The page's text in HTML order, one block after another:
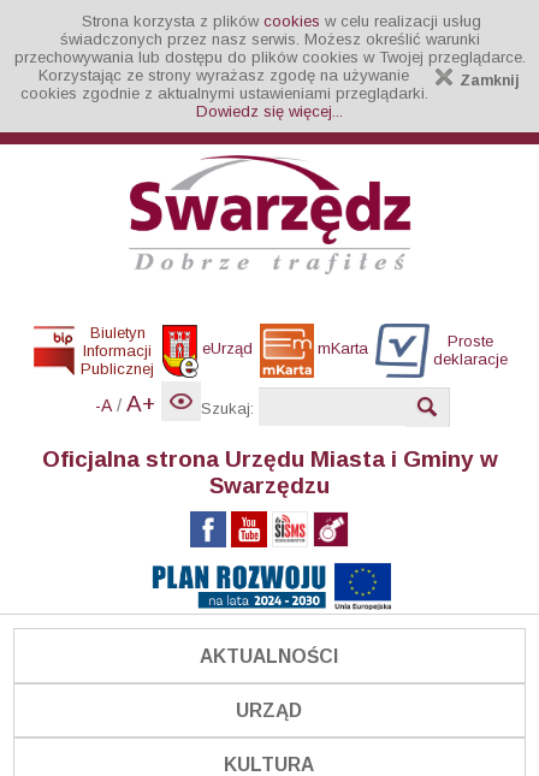
Strona korzysta z plików cookies w celu realizacji usług
świadczonych przez nasz serwis. Możesz określić warunki
przechowywania lub dostępu do plików cookies w Twojej przeglądarce.
Zamknij
Korzystając ze strony wyrażasz zgodę na używanie
cookies zgodnie z aktualnymi ustawieniami przeglądarki.
Dowiedz się więcej...
Biuletyn
Informacji
Publicznej
eUrząd mKarta
Proste
deklaracje
-A / A+ Szukaj:
Oficjalna strona Urzędu Miasta i Gminy w
Swarzędzu
AKTUALNOŚCI
URZĄD
KULTURA